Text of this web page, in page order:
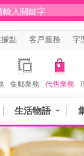
點 客戶服務 字
集郵業務 代售業務
生活物語